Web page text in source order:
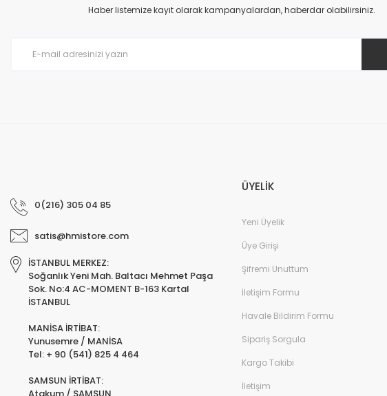
Ürün açıklamasında eksik bilgiler bulunuyor.
Haber listemize kayıt olarak kampanyalardan, haberdar olabilirsiniz.
0(216) 305 04 85
satis@hmistore.com
İSTANBUL MERKEZ:
Soğanlık Yeni Mah. Baltacı Mehmet Paşa
Sok. No:4 AC-MOMENT B-163 Kartal
İSTANBUL
MANİSA İRTİBAT:
Yunusemre / MANİSA
Tel: + 90 (541) 825 4 464
SAMSUN İRTİBAT:
ÜYELİK
Yeni Üyelik
Üye Girişi
Şifremi Unuttum
İletişim Formu
Havale Bildirim Formu
Sipariş Sorgula
Kargo Takibi
İletişim